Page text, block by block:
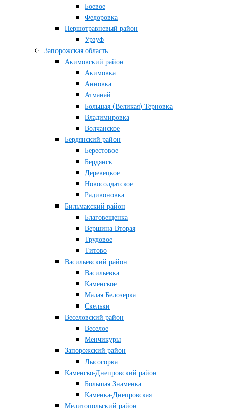
Боевое
Федоровка
Першотравневый район
Урзуф
Запорожская область
Акимовский район
Акимовка
Анновка
Атманай
Большая (Великая) Терновка
Владимировка
Волчанское
Бердянский район
Берестовое
Бердянск
Деревецкое
Новосолдатское
Радивоновка
Бильмакский район
Благовещенка
Вершина Вторая
Трудовое
Титово
Васильевский район
Васильевка
Каменское
Малая Белозерка
Скельки
Веселовский район
Веселое
Менчикуры
Запорожский район
Лысогорка
Каменско-Днепровский район
Большая Знаменка
Каменка-Днепровская
Мелитопольский район